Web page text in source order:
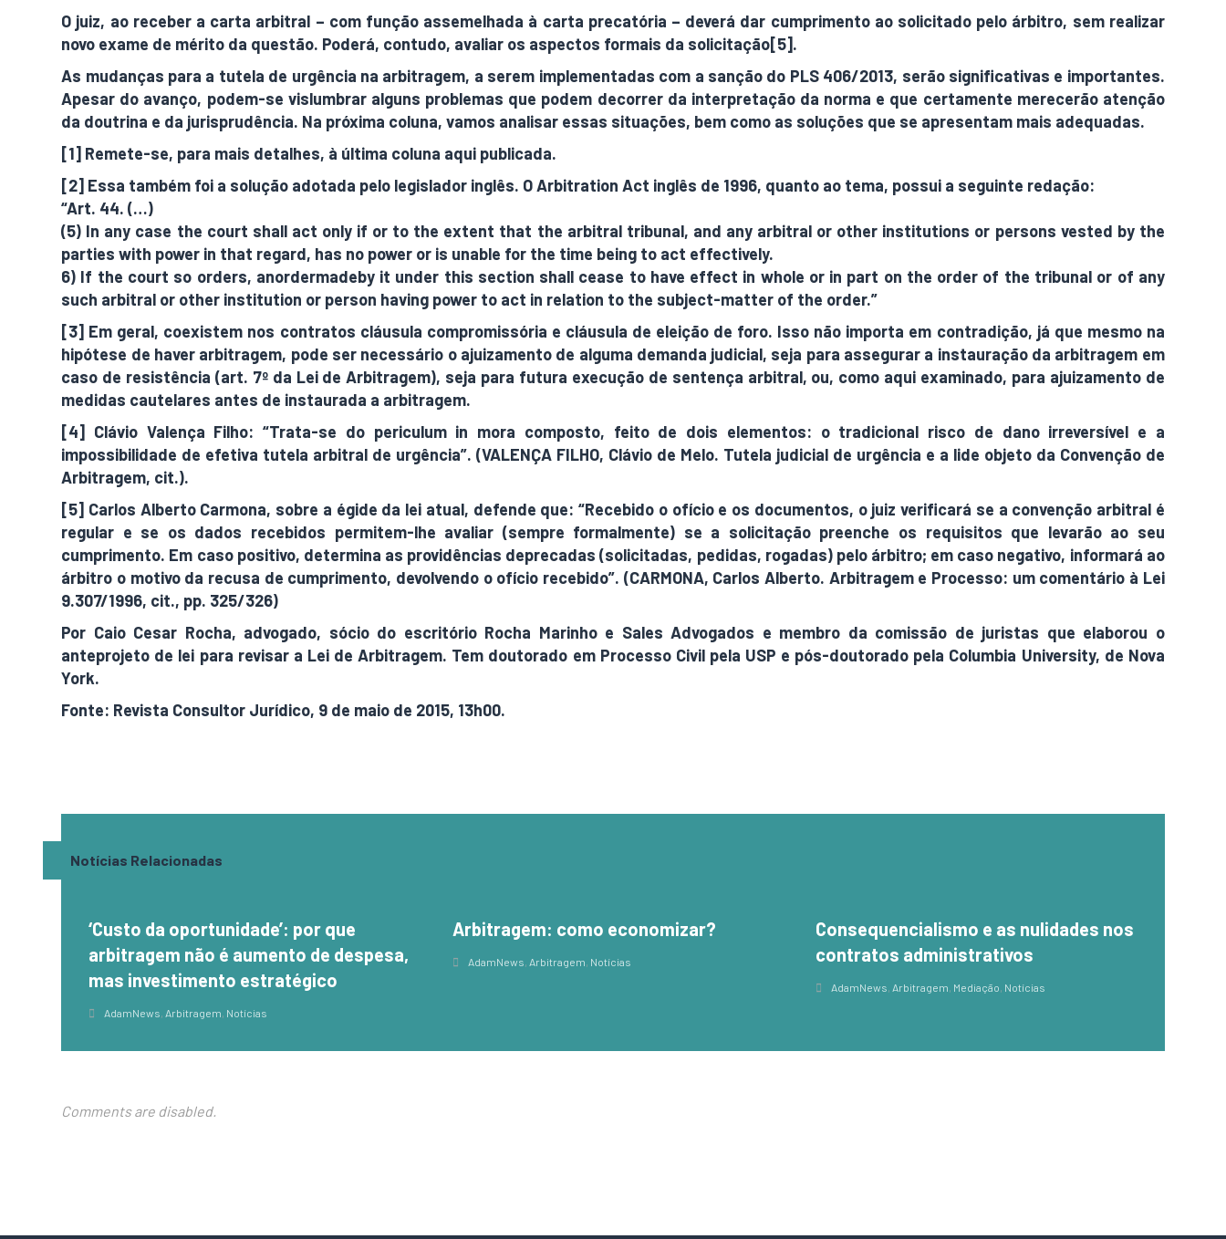
O juiz, ao receber a carta arbitral – com função assemelhada à carta precatória – deverá dar cumprimento ao solicitado pelo árbitro, sem realizar
novo exame de mérito da questão. Poderá, contudo, avaliar os aspectos formais da solicitação[5].
As mudanças para a tutela de urgência na arbitragem, a serem implementadas com a sanção do PLS 406/2013, serão significativas e importantes.
Apesar do avanço, podem-se vislumbrar alguns problemas que podem decorrer da interpretação da norma e que certamente merecerão atenção
da doutrina e da jurisprudência. Na próxima coluna, vamos analisar essas situações, bem como as soluções que se apresentam mais adequadas.
[1] Remete-se, para mais detalhes, à última coluna aqui publicada.
[2] Essa também foi a solução adotada pelo legislador inglês. O Arbitration Act inglês de 1996, quanto ao tema, possui a seguinte redação:
“Art. 44. (…)
(5) In any case the court shall act only if or to the extent that the arbitral tribunal, and any arbitral or other institutions or persons vested by the
parties with power in that regard, has no power or is unable for the time being to act effectively.
6) If the court so orders, anordermadeby it under this section shall cease to have effect in whole or in part on the order of the tribunal or of any
such arbitral or other institution or person having power to act in relation to the subject-matter of the order.”
[3] Em geral, coexistem nos contratos cláusula compromissória e cláusula de eleição de foro. Isso não importa em contradição, já que mesmo na
hipótese de haver arbitragem, pode ser necessário o ajuizamento de alguma demanda judicial, seja para assegurar a instauração da arbitragem em
caso de resistência (art. 7º da Lei de Arbitragem), seja para futura execução de sentença arbitral, ou, como aqui examinado, para ajuizamento de
medidas cautelares antes de instaurada a arbitragem.
[4] Clávio Valença Filho: “Trata-se do periculum in mora composto, feito de dois elementos: o tradicional risco de dano irreversível e a
impossibilidade de efetiva tutela arbitral de urgência”. (VALENÇA FILHO, Clávio de Melo. Tutela judicial de urgência e a lide objeto da Convenção de
Arbitragem, cit.).
[5] Carlos Alberto Carmona, sobre a égide da lei atual, defende que: “Recebido o ofício e os documentos, o juiz verificará se a convenção arbitral é
regular e se os dados recebidos permitem-lhe avaliar (sempre formalmente) se a solicitação preenche os requisitos que levarão ao seu
cumprimento. Em caso positivo, determina as providências deprecadas (solicitadas, pedidas, rogadas) pelo árbitro; em caso negativo, informará ao
árbitro o motivo da recusa de cumprimento, devolvendo o ofício recebido”. (CARMONA, Carlos Alberto. Arbitragem e Processo: um comentário à Lei
9.307/1996, cit., pp. 325/326)
Por Caio Cesar Rocha, advogado, sócio do escritório Rocha Marinho e Sales Advogados e membro da comissão de juristas que elaborou o
anteprojeto de lei para revisar a Lei de Arbitragem. Tem doutorado em Processo Civil pela USP e pós-doutorado pela Columbia University, de Nova
York.
Fonte: Revista Consultor Jurídico, 9 de maio de 2015, 13h00.
Notícias Relacionadas
‘Custo da oportunidade’: por que
arbitragem não é aumento de despesa,
mas investimento estratégico
AdamNews, Arbitragem, Notícias
Arbitragem: como economizar?
AdamNews, Arbitragem, Notícias
Consequencialismo e as nulidades nos
contratos administrativos
AdamNews, Arbitragem, Mediação, Notícias
Comments are disabled.